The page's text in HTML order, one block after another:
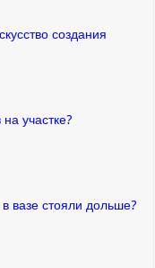
создания
на участке?
вазе стояли дольше?